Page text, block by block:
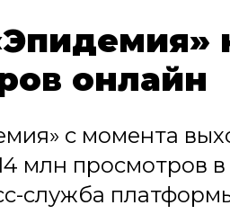
онлайн
с момента
млн просмотров
служба